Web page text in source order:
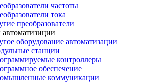
частоты
тока
преобразователи
оборудование автоматизации
станции
контроллеры
обеспечение
коммуникации